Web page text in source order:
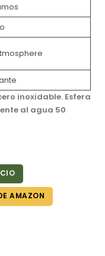
inoxidable. Esfera
al agua 50
AMAZON